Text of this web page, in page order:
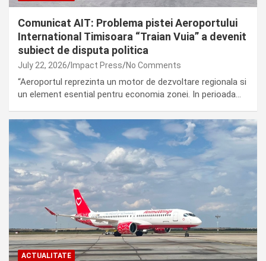
Comunicat AIT: Problema pistei Aeroportului
International Timisoara “Traian Vuia” a devenit
subiect de disputa politica
July 22, 2026 Impact Press No Comments
“Aeroportul reprezinta un motor de dezvoltare regionala si
un element esential pentru economia zonei. In perioada…
ACTUALITATE